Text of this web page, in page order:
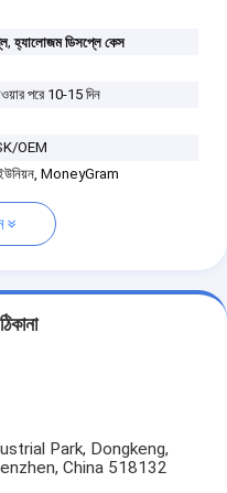
,হ্যালোজম ডিসপ্লে কেস
পরে 10-15 দিন
OEM
ইউনিয়ন, MoneyGram
Park, Dongkeng,
China 518132